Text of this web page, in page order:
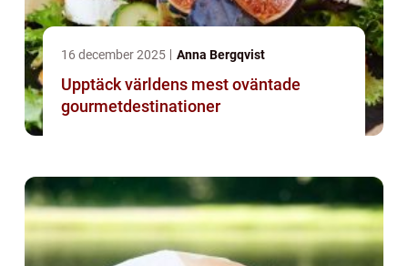
16 december 2025 Anna Bergqvist
Upptäck världens mest oväntade
gourmetdestinationer